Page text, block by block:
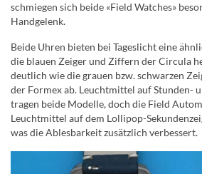
schmiegen sich beide «Field Watches»
Handgelenk.
Beide Uhren bieten bei Tageslicht eine
die blauen Zeiger und Ziffern der Circula
deutlich wie die grauen bzw. schwarzen
der Formex ab. Leuchtmittel auf Stunden-
tragen beide Modelle, doch die Field
Leuchtmittel auf dem Lollipop-
was die Ablesbarkeit zusätzlich verbessert.